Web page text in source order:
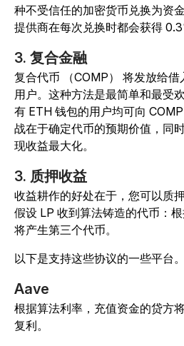
种不受信任的加密货币兑换为资
提供商在每次兑换时都会获得
3. 复合金融
复合代币 （COMP） 将发放给
用户。这种方法是最简单和最受
有 ETH 钱包的用户均可向
战在于确定代币的预期价值，同
现收益最大化。
3. 质押收益
收益耕作的好处在于，您可以质
假设 LP 收到算法铸造的代币：
将产生第三个代币。
以下是支持这些协议的一些平台。
Aave
根据算法利率，充值资金的贷方
复利。